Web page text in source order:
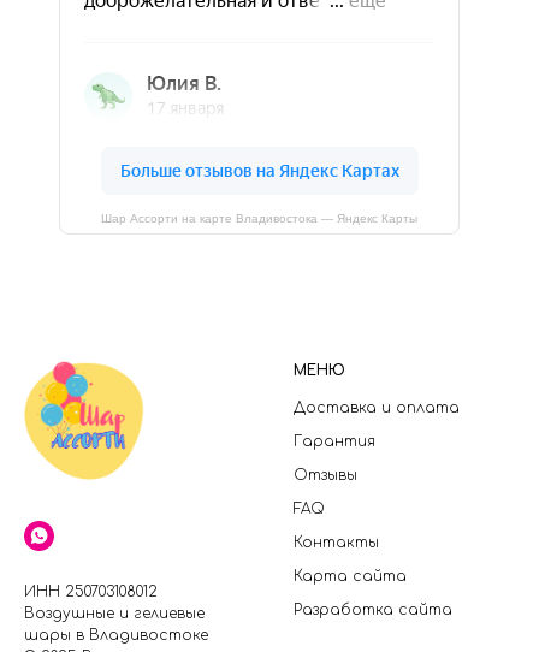
Шар Ассорти на карте Владивостока — Яндекс Карты
ИНН 250703108012
Воздушные и гелиевые
шары в Владивостоке
МЕНЮ
Доставка и оплата
Гарантия
Отзывы
FAQ
Контакты
Карта сайта
Разработка сайта